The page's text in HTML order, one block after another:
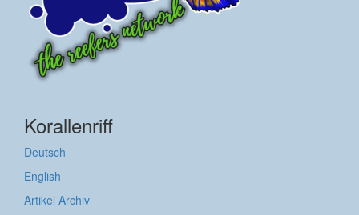
Korallenriff
Deutsch
English
Artikel Archiv